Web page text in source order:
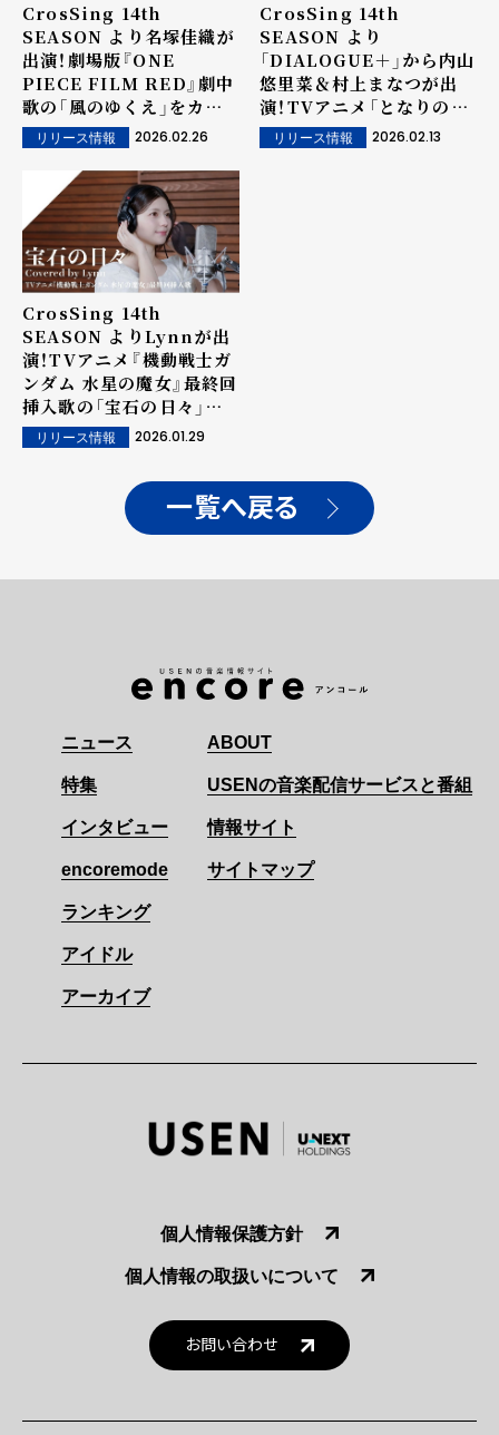
CrosSing 14th
SEASON より名塚佳織が
出演！劇場版『ONE
PIECE FILM RED』劇中
歌の「風のゆくえ」をカバ
ー！リリース情報 2026.02.26
CrosSing 14th
SEASON より
「DIALOGUE＋」から内山
悠里菜＆村上まなつが出
演！TVアニメ「となりの怪
物くん」OPテーマの「Ｑ＆
Ａリサイタル！」をカバー！
リリース情報 2026.02.13
CrosSing 14th
SEASON よりLynnが出
演！TVアニメ『機動戦士ガ
ンダム 水星の魔女』最終回
挿入歌の「宝石の日々」を
カバー！
リリース情報 2026.01.29
一覧へ戻る
ニュース
特集
インタビュー
encoremode
ランキング
アイドル
アーカイブ
ABOUT
USENの音楽配信サービスと番組
情報サイト
サイトマップ
個人情報保護方針
個人情報の取扱いについて
お問い合わせ